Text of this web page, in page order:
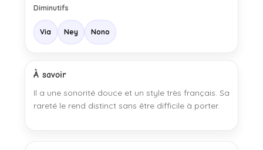
Diminutifs
Via Ney Nono
À savoir
Il a une sonorité douce et un style très français. Sa
rareté le rend distinct sans être difficile à porter.